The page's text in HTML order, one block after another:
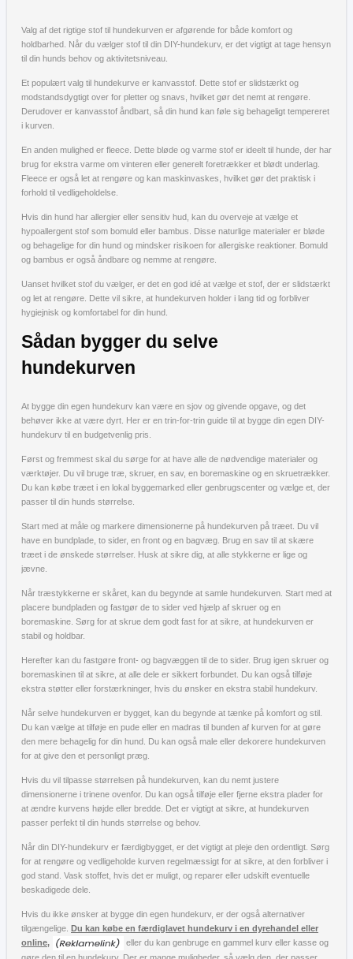
Valg af det rigtige stof til hundekurven er afgørende for både komfort og
holdbarhed. Når du vælger stof til din DIY-hundekurv, er det vigtigt at tage hensyn
til din hunds behov og aktivitetsniveau.
Et populært valg til hundekurve er kanvasstof. Dette stof er slidstærkt og
modstandsdygtigt over for pletter og snavs, hvilket gør det nemt at rengøre.
Derudover er kanvasstof åndbart, så din hund kan føle sig behageligt tempereret
i kurven.
En anden mulighed er fleece. Dette bløde og varme stof er ideelt til hunde, der har
brug for ekstra varme om vinteren eller generelt foretrækker et blødt underlag.
Fleece er også let at rengøre og kan maskinvaskes, hvilket gør det praktisk i
forhold til vedligeholdelse.
Hvis din hund har allergier eller sensitiv hud, kan du overveje at vælge et
hypoallergent stof som bomuld eller bambus. Disse naturlige materialer er bløde
og behagelige for din hund og mindsker risikoen for allergiske reaktioner. Bomuld
og bambus er også åndbare og nemme at rengøre.
Uanset hvilket stof du vælger, er det en god idé at vælge et stof, der er slidstærkt
og let at rengøre. Dette vil sikre, at hundekurven holder i lang tid og forbliver
hygiejnisk og komfortabel for din hund.
Sådan bygger du selve
hundekurven
At bygge din egen hundekurv kan være en sjov og givende opgave, og det
behøver ikke at være dyrt. Her er en trin-for-trin guide til at bygge din egen DIY-
hundekurv til en budgetvenlig pris.
Først og fremmest skal du sørge for at have alle de nødvendige materialer og
værktøjer. Du vil bruge træ, skruer, en sav, en boremaskine og en skruetrækker.
Du kan købe træet i en lokal byggemarked eller genbrugscenter og vælge et, der
passer til din hunds størrelse.
Start med at måle og markere dimensionerne på hundekurven på træet. Du vil
have en bundplade, to sider, en front og en bagvæg. Brug en sav til at skære
træet i de ønskede størrelser. Husk at sikre dig, at alle stykkerne er lige og
jævne.
Når træstykkerne er skåret, kan du begynde at samle hundekurven. Start med at
placere bundpladen og fastgør de to sider ved hjælp af skruer og en
boremaskine. Sørg for at skrue dem godt fast for at sikre, at hundekurven er
stabil og holdbar.
Herefter kan du fastgøre front- og bagvæggen til de to sider. Brug igen skruer og
boremaskinen til at sikre, at alle dele er sikkert forbundet. Du kan også tilføje
ekstra støtter eller forstærkninger, hvis du ønsker en ekstra stabil hundekurv.
Når selve hundekurven er bygget, kan du begynde at tænke på komfort og stil.
Du kan vælge at tilføje en pude eller en madras til bunden af kurven for at gøre
den mere behagelig for din hund. Du kan også male eller dekorere hundekurven
for at give den et personligt præg.
Hvis du vil tilpasse størrelsen på hundekurven, kan du nemt justere
dimensionerne i trinene ovenfor. Du kan også tilføje eller fjerne ekstra plader for
at ændre kurvens højde eller bredde. Det er vigtigt at sikre, at hundekurven
passer perfekt til din hunds størrelse og behov.
Når din DIY-hundekurv er færdigbygget, er det vigtigt at pleje den ordentligt. Sørg
for at rengøre og vedligeholde kurven regelmæssigt for at sikre, at den forbliver i
god stand. Vask stoffet, hvis det er muligt, og reparer eller udskift eventuelle
beskadigede dele.
Hvis du ikke ønsker at bygge din egen hundekurv, er der også alternativer
tilgængelige. Du kan købe en færdiglavet hundekurv i en dyrehandel eller
online,
eller du kan genbruge en gammel kurv eller kasse og
gøre den til en hundekurv. Der er mange muligheder, så vælg den, der passer